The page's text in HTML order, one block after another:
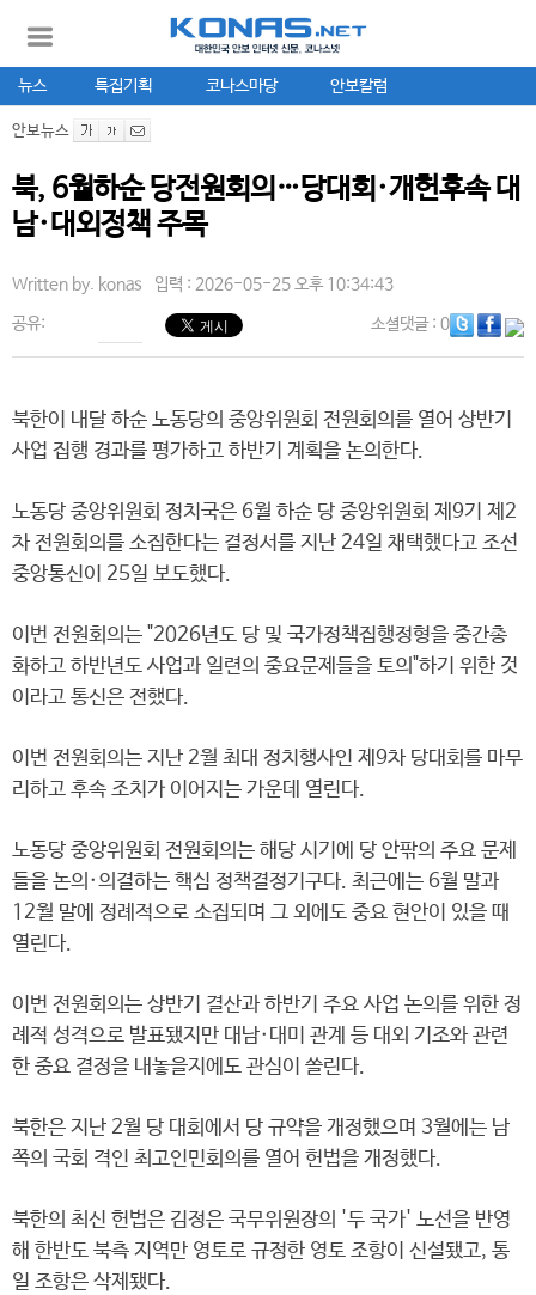
뉴스 특집기획 코나스마당 안보칼럼
안보뉴스
북, 6월하순 당전원회의…당대회·개헌후속 대
남·대외정책 주목
Written by. konas 입력 : 2026-05-25 오후 10:34:43
공유: 소셜댓글: 0
북한이 내달 하순 노동당의 중앙위원회 전원회의를 열어 상반기
사업 집행 경과를 평가하고 하반기 계획을 논의한다.
노동당 중앙위원회 정치국은 6월 하순 당 중앙위원회 제9기 제2
차 전원회의를 소집한다는 결정서를 지난 24일 채택했다고 조선
중앙통신이 25일 보도했다.
이번 전원회의는 "2026년도 당 및 국가정책집행정형을 중간총
화하고 하반년도 사업과 일련의 중요문제들을 토의"하기 위한 것
이라고 통신은 전했다.
이번 전원회의는 지난 2월 최대 정치행사인 제9차 당대회를 마무
리하고 후속 조치가 이어지는 가운데 열린다.
노동당 중앙위원회 전원회의는 해당 시기에 당 안팎의 주요 문제
들을 논의·의결하는 핵심 정책결정기구다. 최근에는 6월 말과
12월 말에 정례적으로 소집되며 그 외에도 중요 현안이 있을 때
열린다.
이번 전원회의는 상반기 결산과 하반기 주요 사업 논의를 위한 정
례적 성격으로 발표됐지만 대남·대미 관계 등 대외 기조와 관련
한 중요 결정을 내놓을지에도 관심이 쏠린다.
북한은 지난 2월 당 대회에서 당 규약을 개정했으며 3월에는 남
쪽의 국회 격인 최고인민회의를 열어 헌법을 개정했다.
북한의 최신 헌법은 김정은 국무위원장의 '두 국가' 노선을 반영
해 한반도 북측 지역만 영토로 규정한 영토 조항이 신설됐고, 통
일 조항은 삭제됐다.